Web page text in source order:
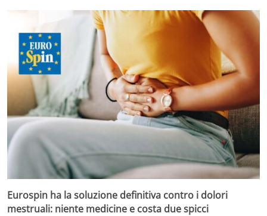
Eurospin ha la soluzione definitiva contro i dolori
mestruali: niente medicine e costa due spicci